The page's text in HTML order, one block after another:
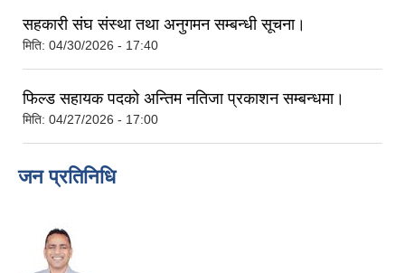
सहकारी संघ संस्था तथा अनुगमन सम्बन्धी सूचना।
मिति: 04/30/2026 - 17:40
फिल्ड सहायक पदको अन्तिम नतिजा प्रकाशन सम्बन्धमा।
मिति: 04/27/2026 - 17:00
जन प्रतिनिधि